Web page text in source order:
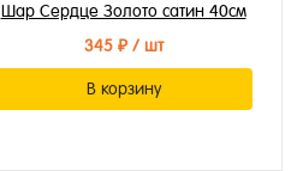
Шар Сердце Золото сатин 40см
345 ₽/ шт
В корзину